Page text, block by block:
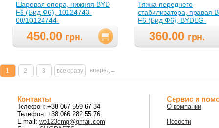
Шаровая опора, нижняя BYD
F6 (Бид Ф6), 10124743-
00/10124744-
00(1012474300/1012474400 )
450.00 грн.
Тяжка переднего
стабилизатора, правая
F6 (Бид Ф6), BYDEG-
360.00 грн.
1 2 3 все сразу вперед→
Контакты
Телефон: +38 067 559 67 34
Телефон: +38 066 282 55 76
E-mail: wo123cmg@gmail.com
Сервис и
О компании
Новости